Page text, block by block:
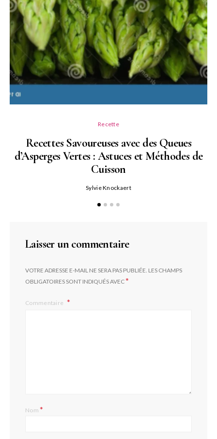
Recette
Recettes Savoureuses avec des Queues
d’Asperges Vertes : Astuces et Méthodes de
Cuisson
Sylvie Knockaert
Laisser un commentaire
VOTRE ADRESSE E-MAIL NE SERA PAS PUBLIÉE. LES CHAMPS
OBLIGATOIRES SONT INDIQUÉS AVEC*
Commentaire
Nom*